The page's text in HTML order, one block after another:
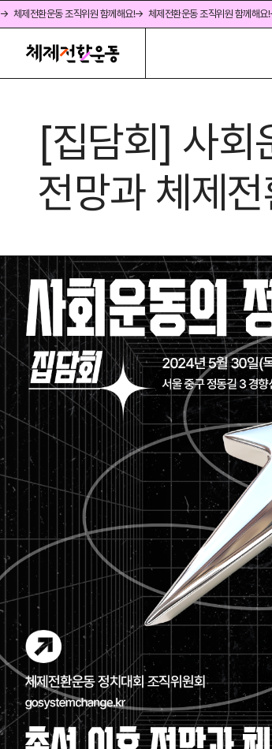
→ 체제전환운동 조직위원 함께해요!→ 체제전환운동 조직위원 함께해요!
[집담회] 사회
전망과 체제